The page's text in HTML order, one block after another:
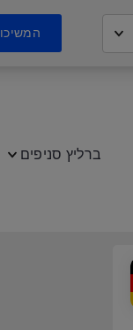
המשיכו
ברליץ סניפים